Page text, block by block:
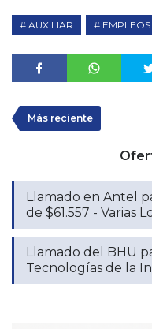
AUXILIAR EMPLEOS
Más reciente
Llamado en Antel
de $61.557 - Varias
Llamado del BHU
Tecnologías de la